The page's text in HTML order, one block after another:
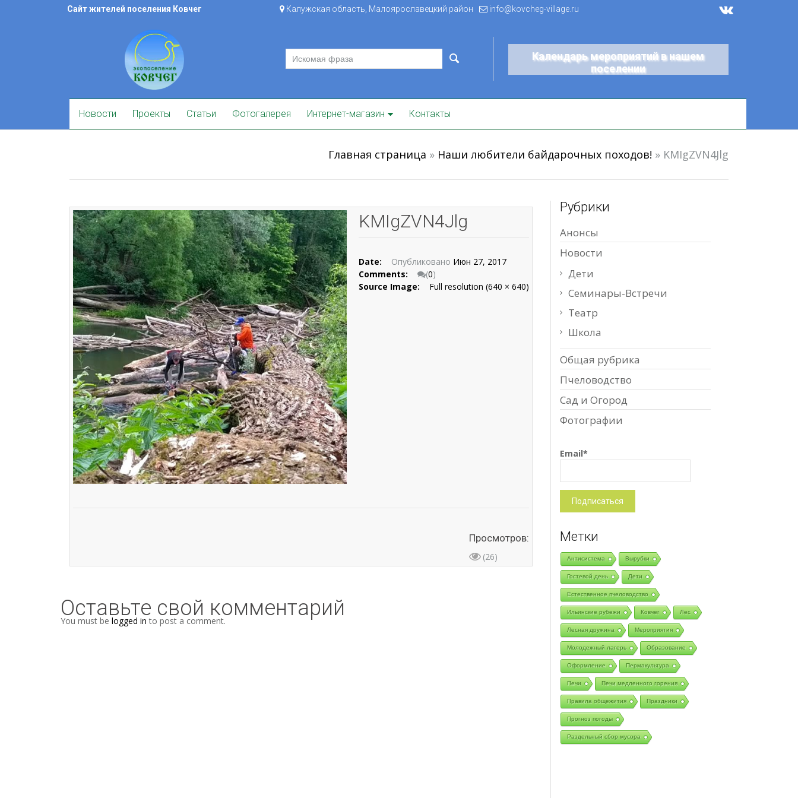
Skip
Сайт жителей поселения Ковчег Калужская область, Малоярославецкий район info@kovcheg-village.ru
Календарь мероприятий в нашем
поселении
content
Новости Проекты Статьи Фотогалерея Интернет-магазин Контакты
Главная страница » Наши любители байдарочных походов! » KMIgZVN4Jlg
KMIgZVN4Jlg
Date: Опубликовано Июн 27, 2017
Comments:
(0)
Source Image:
Full resolution (640 × 640)
Просмотров:
(26)
Оставьте свой комментарий
You must be logged in to post a comment.
Рубрики
Анонсы
Новости
Дети
Семинары-Встречи
Театр
Школа
Общая рубрика
Пчеловодство
Сад и Огород
Фотографии
Email*
Метки
Антисистема Вырубки
Гостевой день Дети
Естественное пчеловодство
Ильинские рубежи Ковчег Лес
Лесная дружина Мероприятия
Молодежный лагерь Образование
Оформление Пермакультура
Печи Печи медленного горения
Правила общежития Праздники
Прогноз погоды
Раздельный сбор мусора